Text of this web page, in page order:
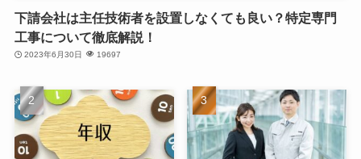
下請会社は主任技術者を設置しなくても良い？特定専門
工事について徹底解説！
2023年6月30日 19697